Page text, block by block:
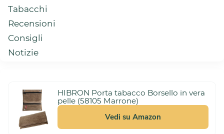
Tabacchi
Recensioni
Consigli
Notizie
HIBRON Porta tabacco Borsello in vera
pelle (58105 Marrone)
Vedi su Amazon